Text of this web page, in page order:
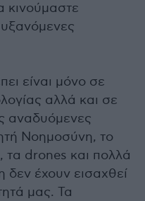
κινούμαστε
είναι μόνο σε
αλλά και σε
αναδυόμενες
Νοημοσύνη, το
drones και πολλά
έχουν εισαχθεί
μας. Τα